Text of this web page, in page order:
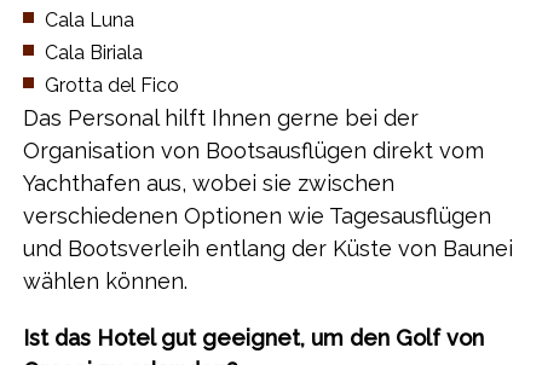
​Cala Luna
​Cala Biriala
​Grotta del Fico
​Das Personal hilft Ihnen gerne bei der
Organisation von Bootsausflügen direkt vom
Yachthafen aus, wobei sie zwischen
verschiedenen Optionen wie Tagesausflügen
und Bootsverleih entlang der Küste von Baunei
wählen können.
Ist das Hotel gut geeignet, um den Golf von